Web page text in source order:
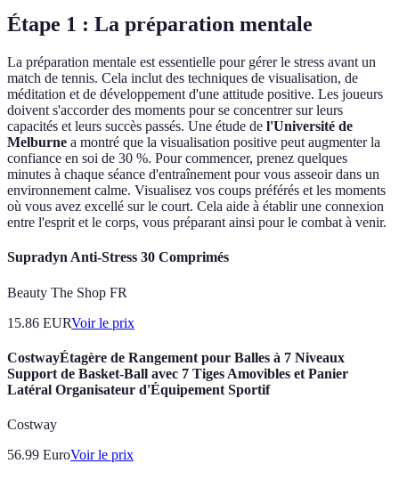
Étape 1 : La préparation mentale
La préparation mentale est essentielle pour gérer le stress avant un
match de tennis. Cela inclut des techniques de visualisation, de
méditation et de développement d'une attitude positive. Les joueurs
doivent s'accorder des moments pour se concentrer sur leurs
capacités et leurs succès passés. Une étude de l'Université de
Melburne a montré que la visualisation positive peut augmenter la
confiance en soi de 30 %. Pour commencer, prenez quelques
minutes à chaque séance d'entraînement pour vous asseoir dans un
environnement calme. Visualisez vos coups préférés et les moments
où vous avez excellé sur le court. Cela aide à établir une connexion
entre l'esprit et le corps, vous préparant ainsi pour le combat à venir.
Supradyn Anti-Stress 30 Comprimés
Beauty The Shop FR
15.86 EURVoir le prix
CostwayÉtagère de Rangement pour Balles à 7 Niveaux
Support de Basket-Ball avec 7 Tiges Amovibles et Panier
Latéral Organisateur d'Équipement Sportif
Costway
56.99 EuroVoir le prix